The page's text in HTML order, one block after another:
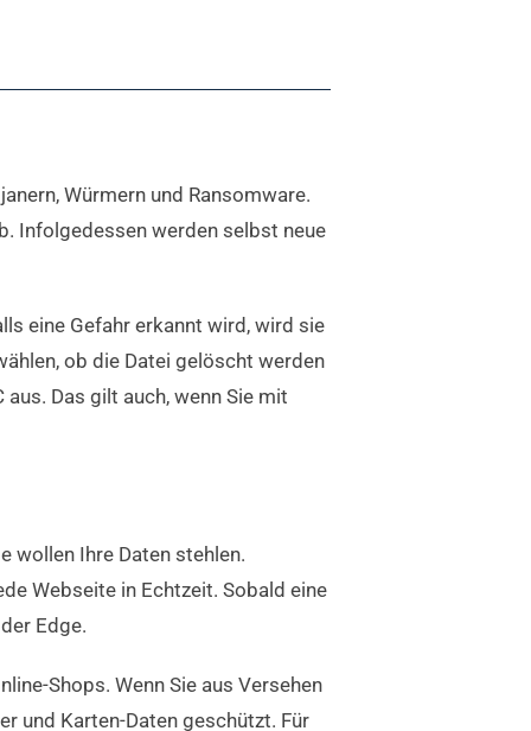
Würmern und Ransomware.
Infolgedessen werden selbst neue
eine Gefahr erkannt wird, wird sie
ob die Datei gelöscht werden
Das gilt auch, wenn Sie mit
wollen Ihre Daten stehlen.
Webseite in Echtzeit. Sobald eine
Edge.
Shops. Wenn Sie aus Versehen
und Karten-Daten geschützt. Für